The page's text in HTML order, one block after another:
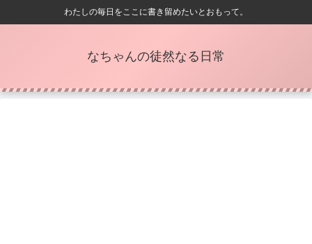
わたしの毎日をここに書き留めたいとおもって。
なちゃんの徒然なる日常